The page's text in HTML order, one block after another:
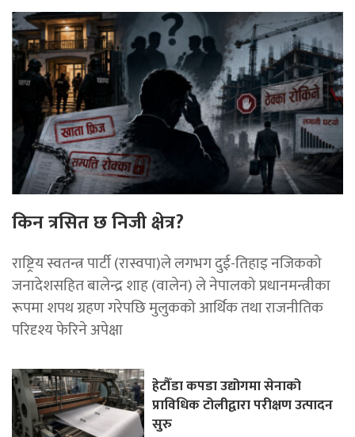
किन त्रसित छ निजी क्षेत्र?
राष्ट्रिय स्वतन्त्र पार्टी (रास्वपा)ले लगभग दुई-तिहाइ नजिकको
जनादेशसहित बालेन्द्र शाह (वालेन) ले नेपालको प्रधानमन्त्रीका
रूपमा शपथ ग्रहण गरेपछि मुलुकको आर्थिक तथा राजनीतिक
परिदृश्य फेरिने अपेक्षा
हेटौँडा कपडा उद्योगमा सेनाको
प्राविधिक टोलीद्वारा परीक्षण उत्पादन
सुरु